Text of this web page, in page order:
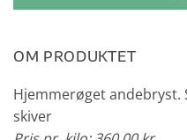
OM PRODUKTET
Hjemmerøget andebryst.
skiver